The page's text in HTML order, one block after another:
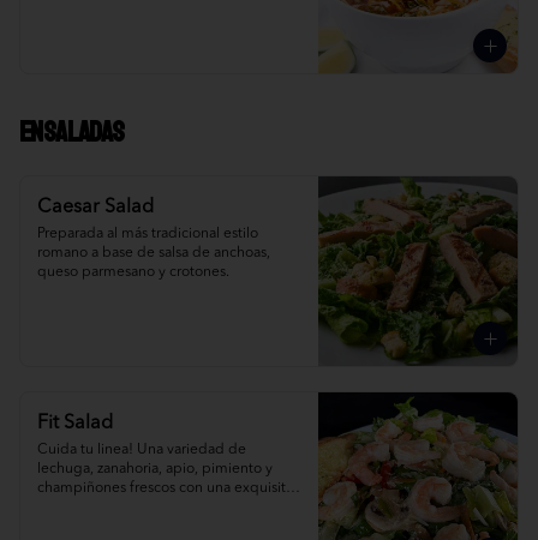
Ensaladas
Caesar Salad
Preparada al más tradicional estilo
romano a base de salsa de anchoas,
queso parmesano y crotones.
Fit Salad
Cuida tu linea! Una variedad de
lechuga, zanahoria, apio, pimiento y
champiñones frescos con una exquisita